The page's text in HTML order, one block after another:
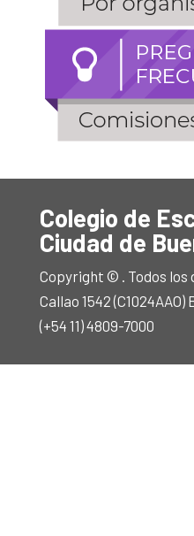
Colegio de
Ciudad de
Copyright © . Todos los
Callao 1542
(+54 11) 4809-7000